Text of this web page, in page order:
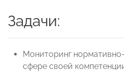
Задачи:
Мониторинг
сфере своей